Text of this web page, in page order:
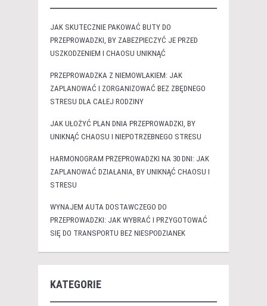
JAK SKUTECZNIE PAKOWAĆ BUTY DO
PRZEPROWADZKI, BY ZABEZPIECZYĆ JE PRZED
USZKODZENIEM I CHAOSU UNIKNĄĆ
PRZEPROWADZKA Z NIEMOWLAKIEM: JAK
ZAPLANOWAĆ I ZORGANIZOWAĆ BEZ ZBĘDNEGO
STRESU DLA CAŁEJ RODZINY
JAK UŁOŻYĆ PLAN DNIA PRZEPROWADZKI, BY
UNIKNĄĆ CHAOSU I NIEPOTRZEBNEGO STRESU
HARMONOGRAM PRZEPROWADZKI NA 30 DNI: JAK
ZAPLANOWAĆ DZIAŁANIA, BY UNIKNĄĆ CHAOSU I
STRESU
WYNAJEM AUTA DOSTAWCZEGO DO
PRZEPROWADZKI: JAK WYBRAĆ I PRZYGOTOWAĆ
SIĘ DO TRANSPORTU BEZ NIESPODZIANEK
KATEGORIE